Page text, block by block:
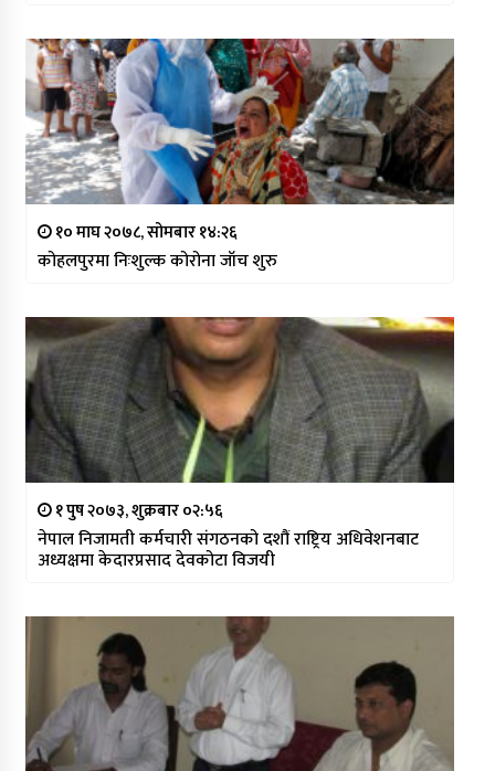
१० माघ २०७८, सोमबार १४:२६
कोहलपुरमा निःशुल्क कोरोना जाँच शुरु
१ पुष २०७३, शुक्रबार ०२:५६
नेपाल निजामती कर्मचारी संगठनको दशौं राष्ट्रिय अधिवेशनबाट
अध्यक्षमा केदारप्रसाद देवकोटा विजयी